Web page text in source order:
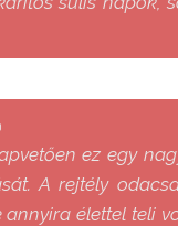
ez egy
A rejtély
annyira élettel teli